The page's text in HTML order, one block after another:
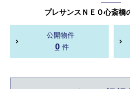
プレサンスＮＥＯ心斎橋
公開物件
0 件